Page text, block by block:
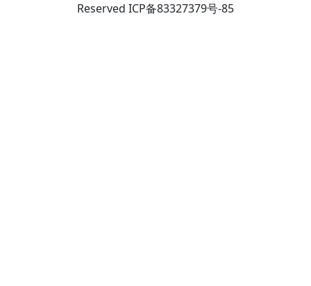
Reserved ICP备83327379号-85